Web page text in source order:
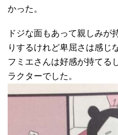
かった。
ドジな面もあって親しみが
りするけれど卑屈さは感じ
フミエさんは好感が持てる
ラクターでした。